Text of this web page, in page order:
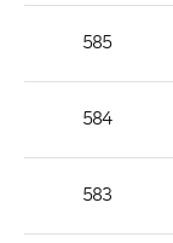
585
584
583